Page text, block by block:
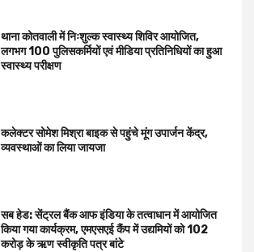
थाना कोतवाली में निःशुल्क स्वास्थ्य शिविर आयोजित,
लगभग 100 पुलिसकर्मियों एवं मीडिया प्रतिनिधियों का हुआ
स्वास्थ्य परीक्षण
कलेक्टर सोमेश मिश्रा बाइक से पहुंचे मूंग उपार्जन केंद्र,
व्यवस्थाओं का लिया जायजा
सब हेड: सेंट्रल बैंक आफ इंडिया के तत्वाधान में आयोजित
किया गया कार्यक्रम, एमएसएई कैंप में उद्यमियों को 102
करोड़ के ऋण स्वीकृति पत्र बांटे